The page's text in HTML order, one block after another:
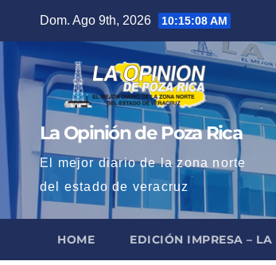
contenido
Dom. Ago 9th, 2026 10:15:09 AM
La Opinión de Poza Rica
El mejor diario de la zona norte
del estado de veracruz
HOME EDICIÓN IMPRESA –